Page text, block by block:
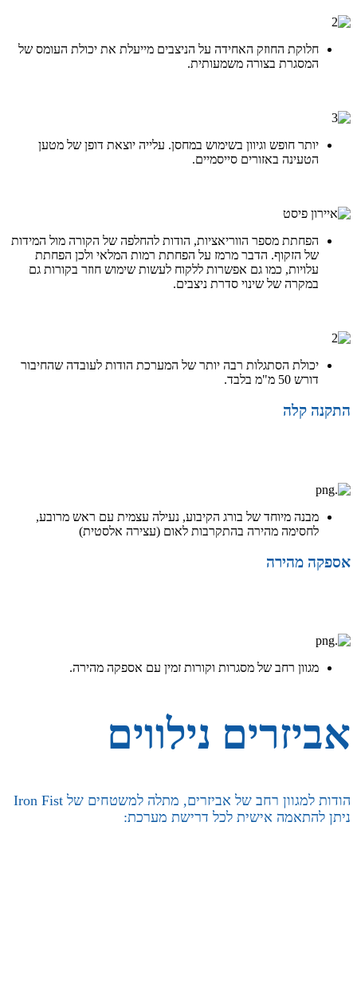
חלוקת החוזק האחידה על הניצבים מייעלת את יכולת העומס של
המסגרת בצורה משמעותית.
יותר חופש וגיוון בשימוש במחסן. עלייה יוצאת דופן של מטען
הטעינה באזורים סייסמיים.
הפחתת מספר הווריאציות, הודות להחלפה של הקורה מול המידות
של הזקוף. הדבר מרמז על הפחתת רמות המלאי ולכן הפחתת
עלויות, כמו גם אפשרות ללקוח לעשות שימוש חוזר בקורות גם
במקרה של שינוי סדרת ניצבים.
יכולת הסתגלות רבה יותר של המערכת הודות לעובדה שהחיבור
דורש 50 מ"מ בלבד.
התקנה קלה
מבנה מיוחד של בורג הקיבוע, נעילה עצמית עם ראש מרובע,
לחסימה מהירה בהתקרבות לאום (עצירה אלסטית)
אספקה מהירה
מגוון רחב של מסגרות וקורות זמין עם אספקה ​​מהירה.
אביזרים נילווים
הודות למגוון רחב של אביזרים, מתלה למשטחים של Iron Fist
ניתן להתאמה אישית לכל דרישת מערכת: